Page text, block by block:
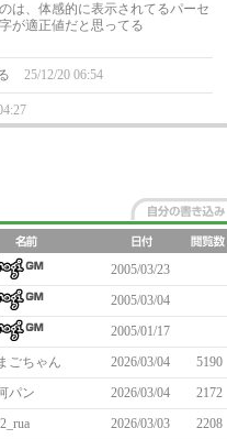
は、体感的に表示されてるパーセ
が適正値だと思ってる
25/12/20 06:54
2005/03/23
2005/03/04
2005/01/17
ごちゃん 2026/03/04
5190
パン 2026/03/04
2172
2026/03/03
2208